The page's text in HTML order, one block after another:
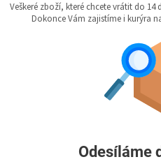
Veškeré zboží, které chcete vrátit do
Dokonce Vám zajistíme i kurýra
Odesíláme